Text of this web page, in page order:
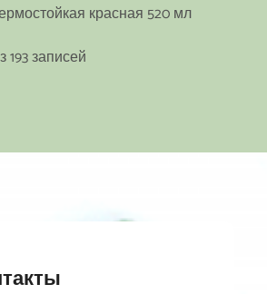
красная 520 мл
193 записей